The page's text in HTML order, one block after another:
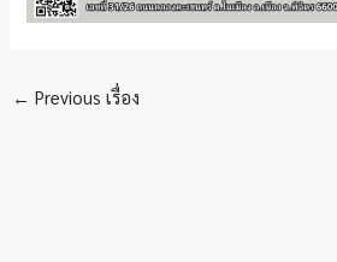
← Previous เรื่อง